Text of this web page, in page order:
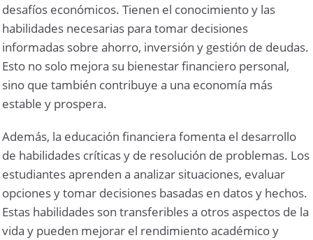
desafíos económicos. Tienen el conocimiento y las
habilidades necesarias para tomar decisiones
informadas sobre ahorro, inversión y gestión de deudas.
Esto no solo mejora su bienestar financiero personal,
sino que también contribuye a una economía más
estable y prospera.
Además, la educación financiera fomenta el desarrollo
de habilidades críticas y de resolución de problemas. Los
estudiantes aprenden a analizar situaciones, evaluar
opciones y tomar decisiones basadas en datos y hechos.
Estas habilidades son transferibles a otros aspectos de la
vida y pueden mejorar el rendimiento académico y